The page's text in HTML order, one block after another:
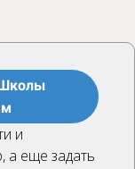
и
а еще задать